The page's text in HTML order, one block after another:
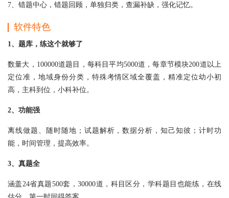
7、错题中心，错题回顾，单独归类，查漏补缺，强化记忆。
软件特色
1、题库，练这个就够了
数量大，100000道题目，每科目平均5000道，每章节模块200道以上
定位准，地域身份分类，特殊考情区域全覆盖，精准定位幼小初
高，主科到位，小科补位。
2、功能强
离线做题、随时随地；试题解析，数据分析，知己知彼；计时功
能，时间管理，提高效率。
3、真题全
涵盖24省真题500套，30000道，科目区分，学科题目也能练，在线